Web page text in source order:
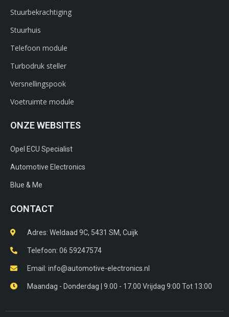
Stuurbekrachtiging
Stuurhuis
Telefoon module
Turbodruk steller
Versnellingspook
Voetruimte module
ONZE WEBSITES
Opel ECU Specialist
Automotive Electronics
Blue & Me
CONTACT
Adres: Weldaad 9C, 5431 SM, Cuijk​
Telefoon: 06 59247574
Email: info@automotive-electronics.nl
Maandag - Donderdag | 9.00 - 17.00 Vrijdag 9:00 Tot 13:00